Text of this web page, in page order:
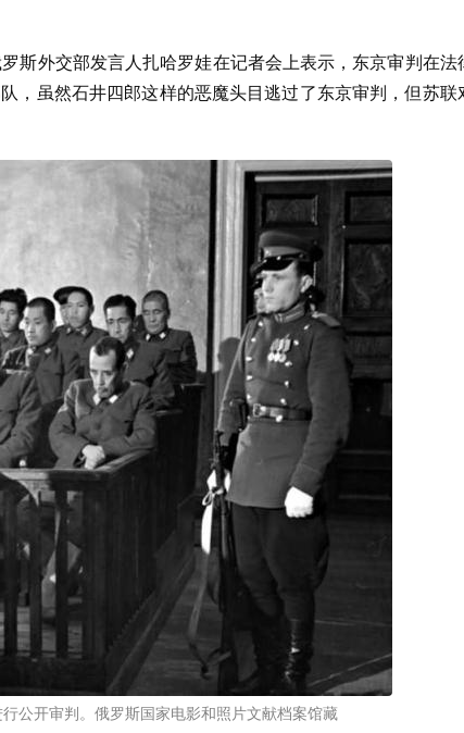
斯外交部发言人扎哈罗娃在记者会上表示，东京审判在法
，虽然石井四郎这样的恶魔头目逃过了东京审判，但苏联
公开审判。俄罗斯国家电影和照片文献档案馆藏